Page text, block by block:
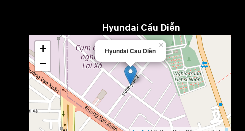
Hyundai Cầu Diễn
Hyundai Cầu Diễn
×
+
−